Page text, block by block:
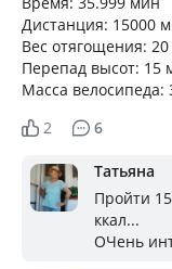
Дистанция: 15000 м
Вес отягощения: 20
Перепад высот: 15
Масса велосипеда:
2
6
Татьяна
Пройти
ккал...
ОЧень